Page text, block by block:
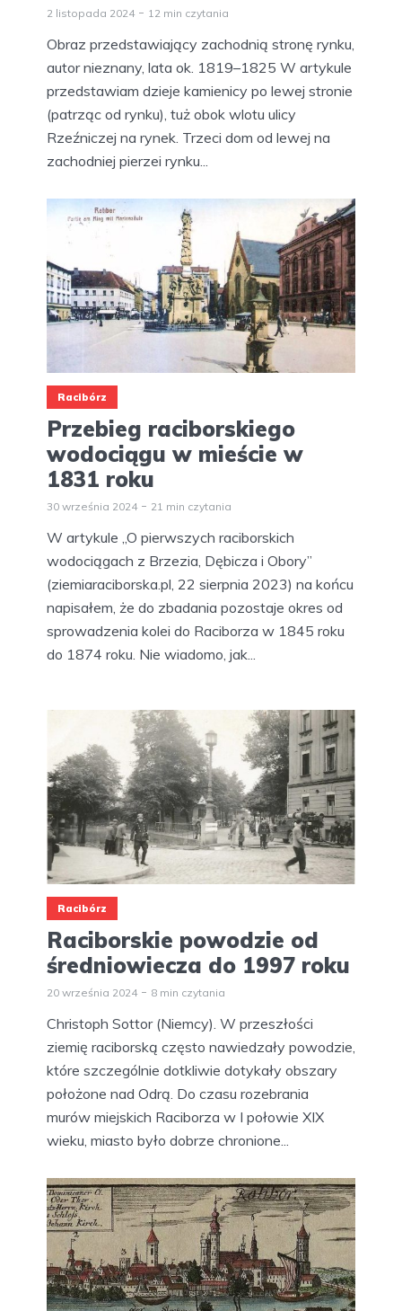
2 listopada 2024 12 min czytania
Obraz przedstawiający zachodnią stronę rynku,
autor nieznany, lata ok. 1819–1825 W artykule
przedstawiam dzieje kamienicy po lewej stronie
(patrząc od rynku), tuż obok wlotu ulicy
Rzeźniczej na rynek. Trzeci dom od lewej na
zachodniej pierzei rynku...
Racibórz
Przebieg raciborskiego
wodociągu w mieście w
1831 roku
30 września 2024 21 min czytania
W artykule „O pierwszych raciborskich
wodociągach z Brzezia, Dębicza i Obory”
(ziemiaraciborska.pl, 22 sierpnia 2023) na końcu
napisałem, że do zbadania pozostaje okres od
sprowadzenia kolei do Raciborza w 1845 roku
do 1874 roku. Nie wiadomo, jak...
Racibórz
Raciborskie powodzie od
średniowiecza do 1997 roku
20 września 2024 8 min czytania
Christoph Sottor (Niemcy). W przeszłości
ziemię raciborską często nawiedzały powodzie,
które szczególnie dotkliwie dotykały obszary
położone nad Odrą. Do czasu rozebrania
murów miejskich Raciborza w I połowie XIX
wieku, miasto było dobrze chronione...